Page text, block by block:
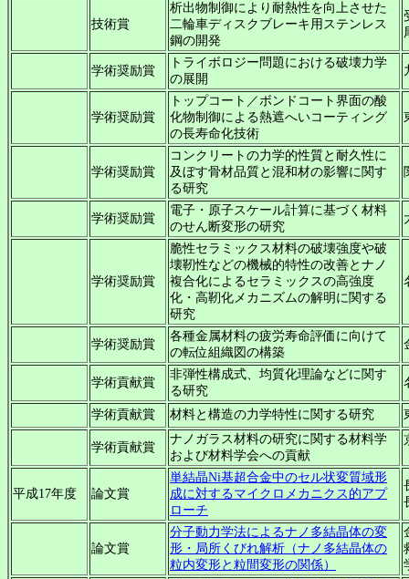
技術賞
析出物制御により耐熱性を向上させた
二輪車ディスクブレーキ用ステンレス
鋼の開発
学術奨励賞
トライボロジー問題における破壊力学
の展開
学術奨励賞
トップコート／ボンドコート界面の酸
化物制御による熱遮へいコーティング
の長寿命化技術
学術奨励賞
コンクリートの力学的性質と耐久性に
及ぼす骨材品質と混和材の影響に関す
る研究
学術奨励賞
電子・原子スケール計算に基づく材料
のせん断変形の研究
学術奨励賞
脆性セラミックス材料の破壊強度や破
壊靭性などの機械的特性の改善とナノ
複合化によるセラミックスの高強度
化・高靭化メカニズムの解明に関する
研究
学術奨励賞
各種金属材料の疲労寿命評価に向けて
の転位組織図の構築
学術貢献賞
非弾性構成式、均質化理論などに関す
る研究
学術貢献賞 材料と構造の力学特性に関する研究
学術貢献賞
ナノガラス材料の研究に関する材料学
および材料学会への貢献
平成17年度 論文賞
単結晶Ni基超合金中のセル状変質域形
成に対するマイクロメカニクス的アプ
ローチ
論文賞
分子動力学法によるナノ多結晶体の変
形・局所くびれ解析（ナノ多結晶体の
粒内変形と粒間変形の関係）